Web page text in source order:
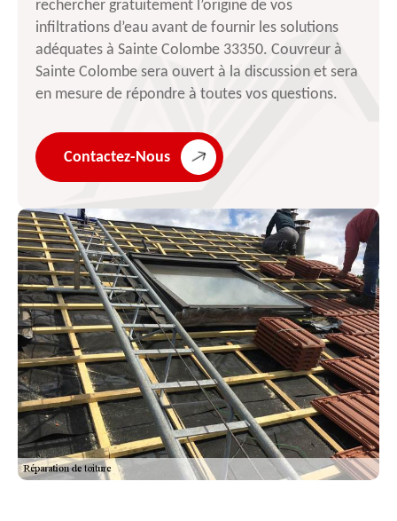
rechercher gratuitement l’origine de vos
infiltrations d’eau avant de fournir les solutions
adéquates à Sainte Colombe 33350. Couvreur à
Sainte Colombe sera ouvert à la discussion et sera
en mesure de répondre à toutes vos questions.
Contactez-Nous